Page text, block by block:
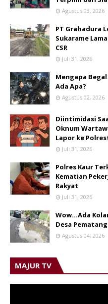
Agustus 03, 2026
PT Grahadura
Sukarame
CSR
Juli 31, 2026
Mengapa
Ada Apa?
Agustus 02, 2026
Diintimidasi
Oknum
Lapor ke
Juli 31, 2026
Polres Kaur
Kematian
Rakyat
Juli 31, 2026
Wow...Ada
Desa
Agustus 04, 2026
MAJUR TV